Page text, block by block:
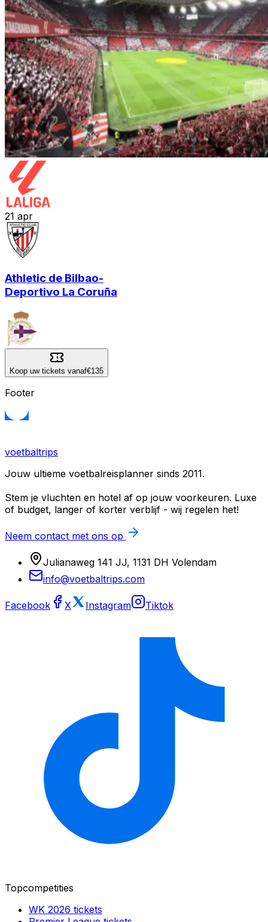
21 apr
Athletic de Bilbao-
Deportivo La Coruña
Koop uw tickets vanaf€135
Footer
voetbaltrips
Jouw ultieme voetbalreisplanner sinds 2011.
Stem je vluchten en hotel af op jouw voorkeuren. Luxe
of budget, langer of korter verblijf - wij regelen het!
Neem contact met ons op
Julianaweg 141 JJ, 1131 DH Volendam
info@voetbaltrips.com
Facebook X Instagram Tiktok
Topcompetities
WK 2026 tickets